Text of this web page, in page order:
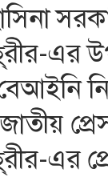
এর
এর